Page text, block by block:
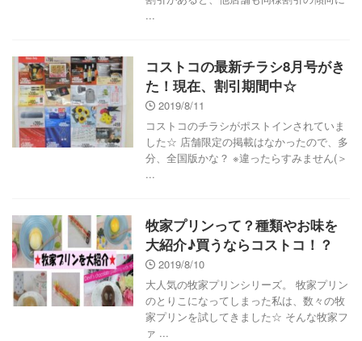
...
コストコの最新チラシ8月号がき
た！現在、割引期間中☆
2019/8/11
コストコのチラシがポストインされていま
した☆ 店舗限定の掲載はなかったので、多
分、全国版かな？ ※違ったらすみません(＞
...
牧家プリンって？種類やお味を
大紹介♪買うならコストコ！？
2019/8/10
大人気の牧家プリンシリーズ。 牧家プリン
のとりこになってしまった私は、数々の牧
家プリンを試してきました☆ そんな牧家フ
ァ ...